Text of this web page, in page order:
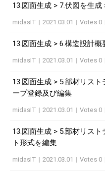
13.図面生成 > 7.伏図を生成
midasIT | 2021.03.01 | Votes 0
13.図面生成 > 6.構造設計
midasIT | 2021.03.01 | Votes 0
13.図面生成 > 5.部材リス
ープ登録及び編集
midasIT | 2021.03.01 | Votes 0
13.図面生成 > 5.部材リス
ト形式を編集
midasIT | 2021.03.01 | Votes 0